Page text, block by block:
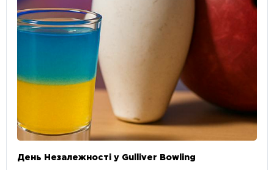
День Незалежності у Gulliver Bowling